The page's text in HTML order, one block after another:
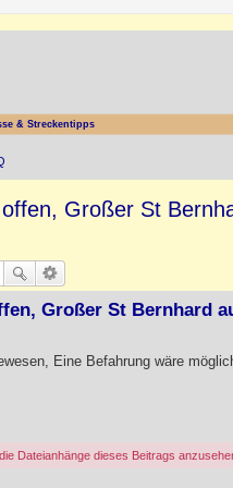
& Streckentipps
Großer St
Großer St Bernhard
Eine Befahrung wäre
Dateianhänge dieses Beitrags